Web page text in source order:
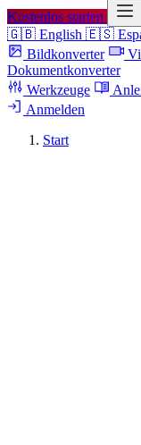
Kostenlos starten
🇬🇧 English 🇪🇸
Bildkonverter
Dokumentkonverter
Werkzeuge
Anmelden
Start